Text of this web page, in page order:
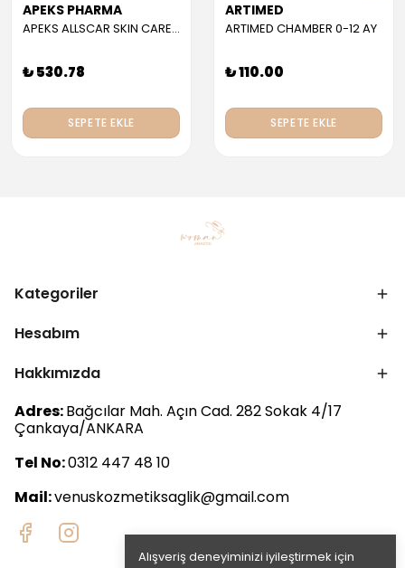
Alışveriş deneyiminizi iyileştirmek için
APEKS PHARMA
APEKS ALLSCAR SKIN CARE GEL 30 ML
₺ 530.78
SEPETE EKLE
ARTIMED
ARTIMED CHAMBER 0-12 AY
₺ 110.00
SEPETE EKLE
Kategoriler
Hesabım
Hakkımızda
Adres:Bağcılar Mah. Açın Cad. 282 Sokak 4/17
Çankaya/ANKARA
Tel No:0312 447 48 10
Mail:venuskozmetiksaglik@gmail.com